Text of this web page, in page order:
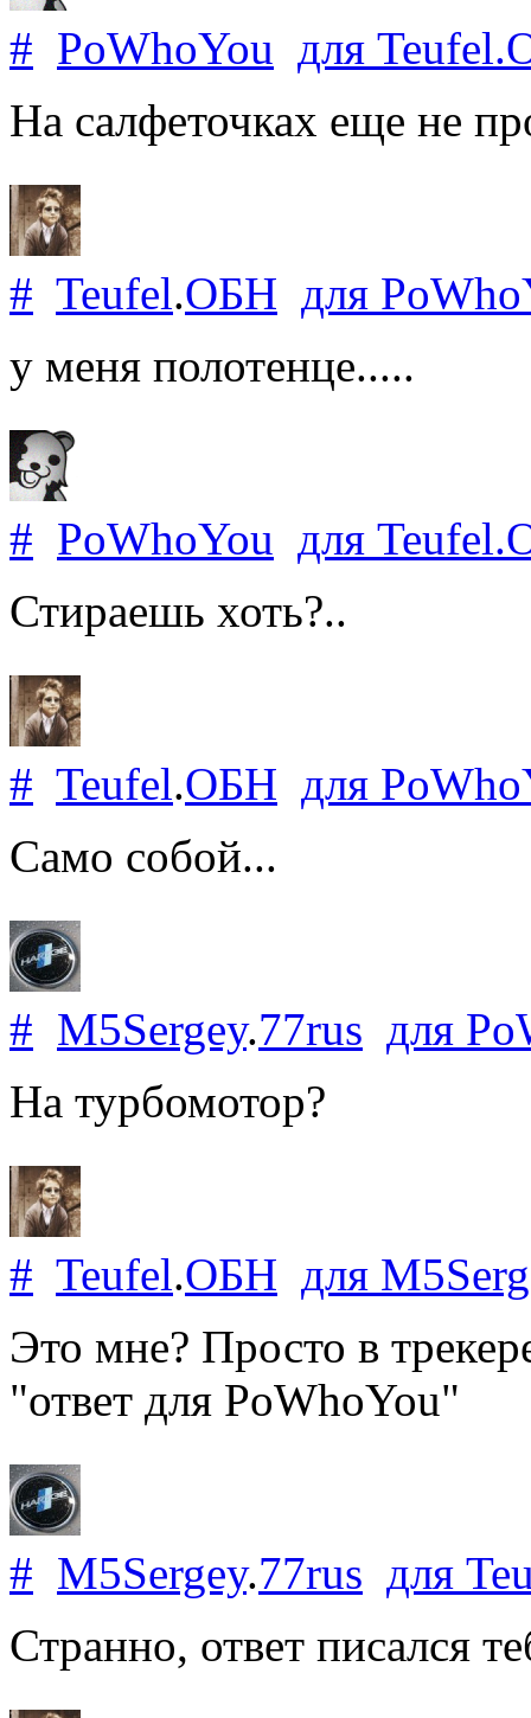
# PoWhoYou для Teufel.
На салфеточках еще не
# Teufel.ОБН для
у меня полотенце.....
# PoWhoYou для Teufel.
Стираешь хоть?..
# Teufel.ОБН для
Само собой...
# M5Sergey.77rus для
На турбомотор?
# Teufel.ОБН для
Это мне? Просто в
"ответ для PoWhoYou"
# M5Sergey.77rus для
Странно, ответ писался